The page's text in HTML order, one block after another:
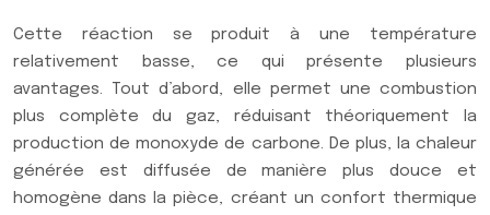
Cette réaction se produit à une température
relativement basse, ce qui présente plusieurs
avantages. Tout d’abord, elle permet une combustion
plus complète du gaz, réduisant théoriquement la
production de monoxyde de carbone. De plus, la chaleur
générée est diffusée de manière plus douce et
homogène dans la pièce, créant un confort thermique